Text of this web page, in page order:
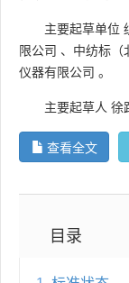
主要起草单位
限公司 、 中纺标（
仪器有限公司 。
主要起草人 徐
查看全文
目录